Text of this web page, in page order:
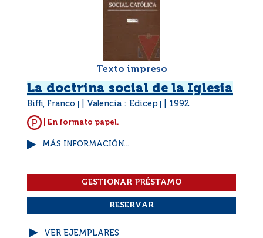
Texto impreso
La doctrina social de la Iglesia
Biffi, Franco Valencia : Edicep 1992
| En formato papel.
MÁS INFORMACIÓN...
VER EJEMPLARES